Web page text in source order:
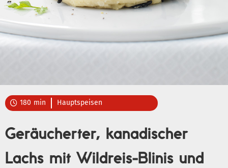
 180 min Hauptspeisen
Geräucherter, kanadischer
Lachs mit Wildreis-Blinis und